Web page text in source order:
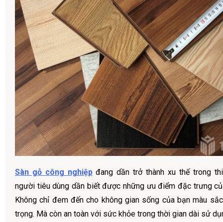
Sàn gỗ công nghiệpđang dần trở thành xu thế trong
người tiêu dùng dần biết được những ưu điểm đặc trưng
Không chỉ đem đến cho không gian sống của bạn màu
trọng. Mà còn an toàn với sức khỏe trong thời gian dài sử